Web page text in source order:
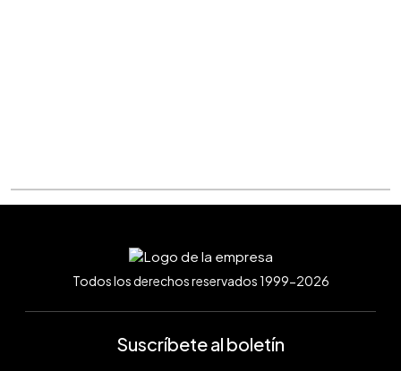
Todos los derechos reservados 1999-2026
Suscríbete al boletín